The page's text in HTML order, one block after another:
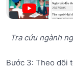
Tra cứu ngành
Bước 3: Theo dõi